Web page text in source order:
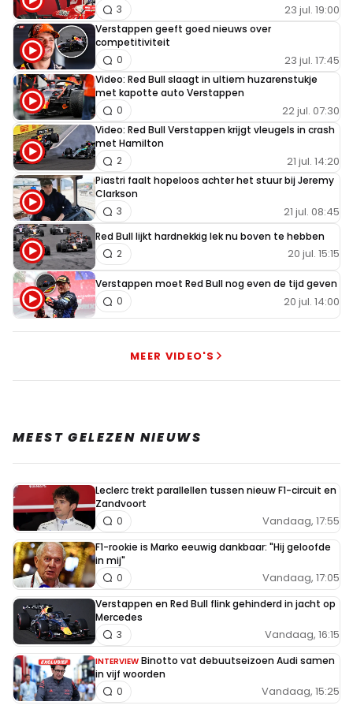
23 jul. 19:00
3
Verstappen geeft goed nieuws over
competitiviteit
23 jul. 17:45
0
Video: Red Bull slaagt in ultiem huzarenstukje
met kapotte auto Verstappen
22 jul. 07:30
0
Video: Red Bull Verstappen krijgt vleugels in crash
met Hamilton
21 jul. 14:20
2
Piastri faalt hopeloos achter het stuur bij Jeremy
Clarkson
21 jul. 08:45
3
Red Bull lijkt hardnekkig lek nu boven te hebben
20 jul. 15:15
2
Verstappen moet Red Bull nog even de tijd geven
20 jul. 14:00
0
MEER VIDEO'S
MEEST GELEZEN NIEUWS
Leclerc trekt parallellen tussen nieuw F1-circuit en
Zandvoort
Vandaag, 17:55
0
F1-rookie is Marko eeuwig dankbaar: "Hij geloofde
in mij"
Vandaag, 17:05
0
Verstappen en Red Bull flink gehinderd in jacht op
Mercedes
Vandaag, 16:15
3
INTERVIEW Binotto vat debuutseizoen Audi samen
in vijf woorden
Vandaag, 15:25
0